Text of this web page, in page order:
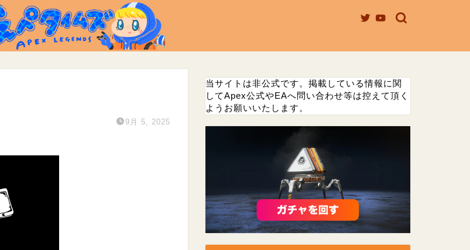
9月 5, 2025
当サイトは非公式です。掲載している情報に関
してApex公式やEAへ問い合わせ等は控えて頂く
ようお願いいたします。